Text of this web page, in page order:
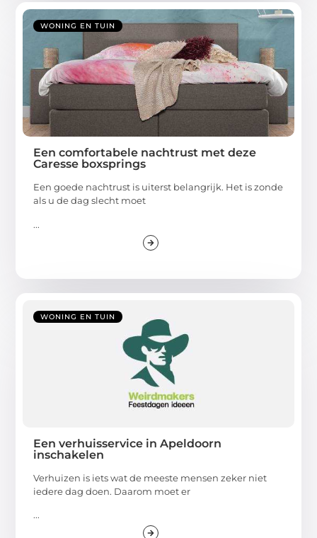
WONING EN TUIN
Een comfortabele nachtrust met deze
Caresse boxsprings
Een goede nachtrust is uiterst belangrijk. Het is zonde
als u de dag slecht moet
...
WONING EN TUIN
Een verhuisservice in Apeldoorn
inschakelen
Verhuizen is iets wat de meeste mensen zeker niet
iedere dag doen. Daarom moet er
...